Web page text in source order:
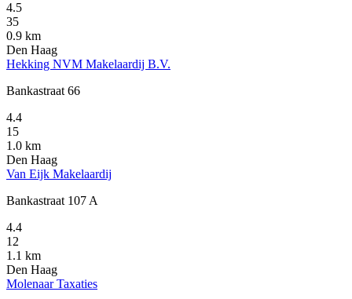
4.5
35
0.9 km
Den Haag
Hekking NVM Makelaardij B.V.
Bankastraat 66
4.4
15
1.0 km
Den Haag
Van Eijk Makelaardij
Bankastraat 107 A
4.4
12
1.1 km
Den Haag
Molenaar Taxaties